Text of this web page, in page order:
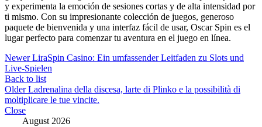
y experimenta la emoción de sesiones cortas y de alta intensidad por
ti mismo. Con su impresionante colección de juegos, generoso
paquete de bienvenida y una interfaz fácil de usar, Oscar Spin es el
lugar perfecto para comenzar tu aventura en el juego en línea.
Newer LiraSpin Casino: Ein umfassender Leitfaden zu Slots und
Live-Spielen
Back to list
Older Ladrenalina della discesa, larte di Plinko e la possibilità di
moltiplicare le tue vincite.
Close
August 2026